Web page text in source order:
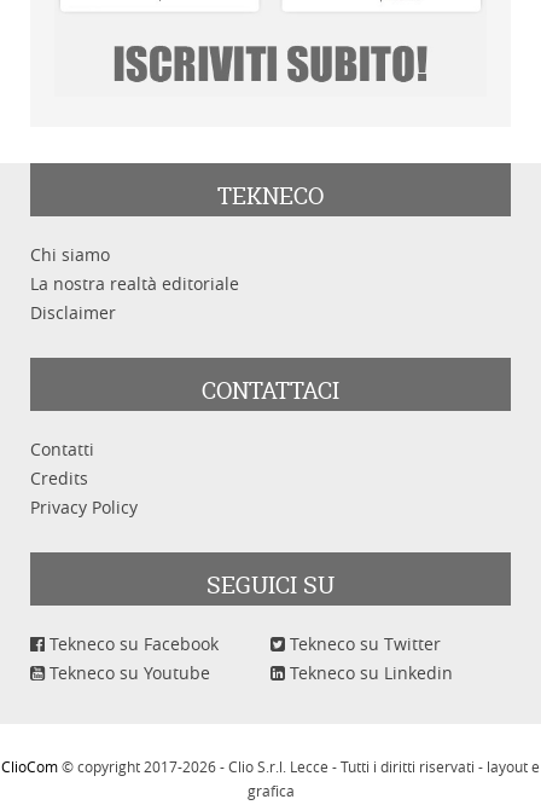
TEKNECO
Chi siamo
La nostra realtà editoriale
Disclaimer
CONTATTACI
Contatti
Credits
Privacy Policy
SEGUICI SU
Tekneco su Facebook
Tekneco su Twitter
Tekneco su Youtube
Tekneco su Linkedin
ClioCom© copyright 2017-2026 - Clio S.r.l. Lecce - Tutti i diritti riservati - layout e
grafica